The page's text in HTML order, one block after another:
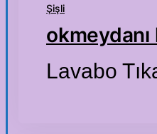
Şişli
Lavabo